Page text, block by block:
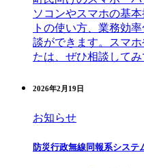
ソコンやスマホの基
トの使い方、業務効
談ができます。スマ
たは、ぜひ相談して
2026年2月19日
お知らせ
防災行政無線同報系システ